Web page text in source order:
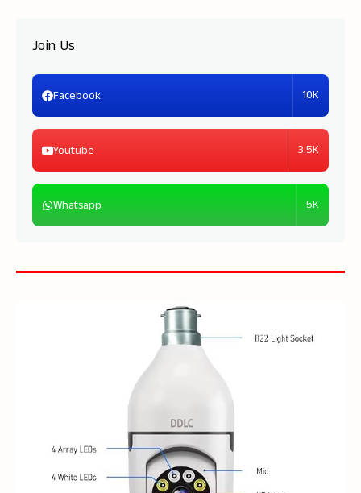
Join Us
Facebook 10K
Youtube 3.5K
Whatsapp 5K